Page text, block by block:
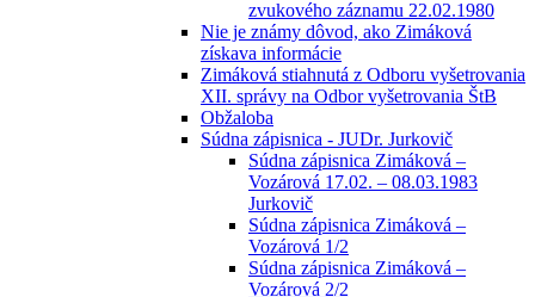
zvukového záznamu 22.02.1980
Nie je známy dôvod, ako Zimáková
získava informácie
Zimáková stiahnutá z Odboru vyšetrovania
XII. správy na Odbor vyšetrovania ŠtB
Obžaloba
Súdna zápisnica - JUDr. Jurkovič
Súdna zápisnica Zimáková –
Vozárová 17.02. – 08.03.1983
Jurkovič
Súdna zápisnica Zimáková –
Vozárová 1/2
Súdna zápisnica Zimáková –
Vozárová 2/2